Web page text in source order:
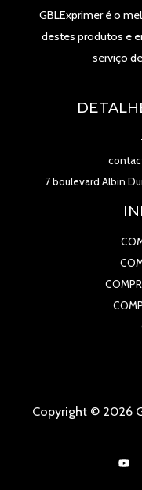
GBLExprimer é o
destes produtos e
serviço
7 boulevard Albin
Copyright © 2026